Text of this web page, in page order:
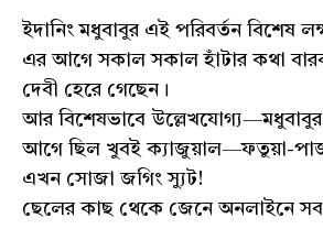
ইদানিং মধুবাবুর এই পরিবর্তন বিশেষ
এর আগে সকাল সকাল হাঁটার কথা
দেবী হেরে গেছেন।
আর বিশেষভাবে উল্লেখযোগ্য—মধুবাবুর
আগে ছিল খুবই ক্যাজুয়াল—ফতুয়া-
এখন সোজা জগিং স্যুট!
ছেলের কাছ থেকে জেনে অনলাইনে